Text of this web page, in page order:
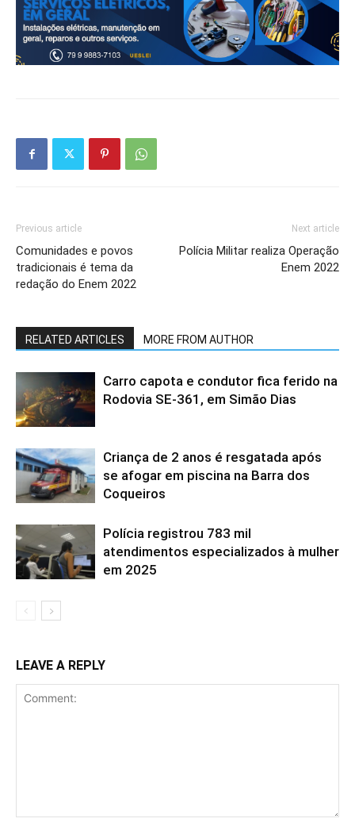
Previous article
Comunidades e povos
tradicionais é tema da
redação do Enem 2022
Next article
Polícia Militar realiza Operação
Enem 2022
RELATED ARTICLES MORE FROM AUTHOR
Carro capota e condutor fica ferido na
Rodovia SE-361, em Simão Dias
Criança de 2 anos é resgatada após
se afogar em piscina na Barra dos
Coqueiros
Polícia registrou 783 mil
atendimentos especializados à mulher
em 2025
LEAVE A REPLY